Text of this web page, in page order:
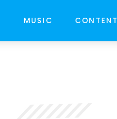
MUSIC CONTENT